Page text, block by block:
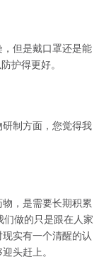
但是戴口罩还是能
护得更好。
制方面，您觉得我
，是需要长期积累
们做的只是跟在人家
实有一个清醒的认
头赶上。